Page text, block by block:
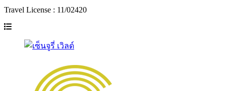
Travel License : 11/02420